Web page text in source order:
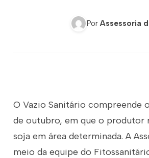
Por Assessoria
O Vazio Sanitário compreende
de outubro, em que o produtor
soja em área determinada. A
meio da equipe do